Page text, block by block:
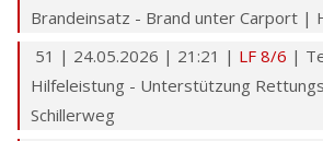
Brandeinsatz - Brand unter Carport |
51 | 24.05.2026 | 21:21 | LF 8/6 |
Hilfeleistung - Unterstützung
Schillerweg